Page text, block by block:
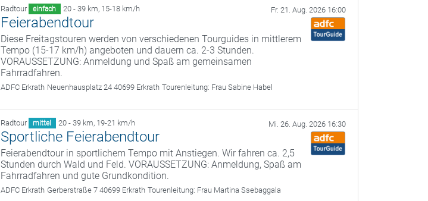
Radtour einfach 20 - 39 km, 15-18 km/h Fr. 21. Aug. 2026 16:00
Feierabendtour
Diese Freitagstouren werden von verschiedenen Tourguides in mittlerem
Tempo (15-17 km/h) angeboten und dauern ca. 2-3 Stunden.
VORAUSSETZUNG: Anmeldung und Spaß am gemeinsamen
Fahrradfahren.
ADFC Erkrath Neuenhausplatz 24 40699 Erkrath Tourenleitung: Frau Sabine Habel
Radtour mittel 20 - 39 km, 19-21 km/h Mi. 26. Aug. 2026 16:30
Sportliche Feierabendtour
Feierabendtour in sportlichem Tempo mit Anstiegen. Wir fahren ca. 2,5
Stunden durch Wald und Feld. VORAUSSETZUNG: Anmeldung, Spaß am
Fahrradfahren und gute Grundkondition.
ADFC Erkrath Gerberstraße 7 40699 Erkrath Tourenleitung: Frau Martina Ssebaggala